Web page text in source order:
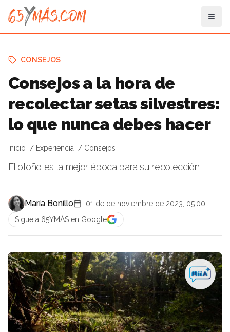
CONSEJOS
Consejos a la hora de
recolectar setas silvestres:
lo que nunca debes hacer
Inicio Experiencia Consejos
El otoño es la mejor época para su recolección
María Bonillo
01 de de noviembre de 2023, 05:00
Sigue a 65YMÁS en Google